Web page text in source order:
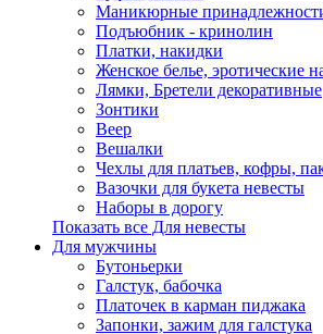
Маникюрные
Подъюбник - кринолин
Платки, накидки
Женское белье, эротические
Лямки, Бретели декоративные
Зонтики
Веер
Вешалки
Чехлы для платьев, кофры,
Вазочки для букета невесты
Наборы в дорогу
Показать все Для невесты
Для мужчины
Бутоньерки
Галстук, бабочка
Платочек в карман пиджака
Запонки, зажим для галстука